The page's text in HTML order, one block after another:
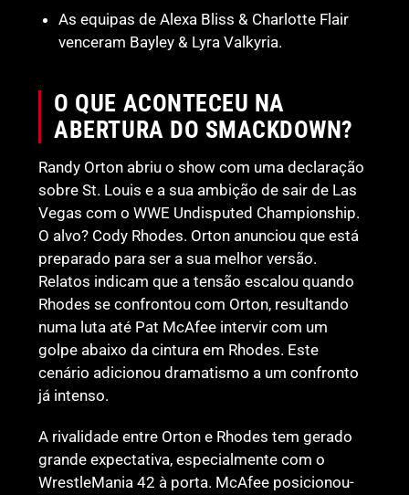
As equipas de Alexa Bliss & Charlotte Flair
venceram Bayley & Lyra Valkyria.
O QUE ACONTECEU NA
ABERTURA DO SMACKDOWN?
Randy Orton abriu o show com uma declaração
sobre St. Louis e a sua ambição de sair de Las
Vegas com o WWE Undisputed Championship.
O alvo? Cody Rhodes. Orton anunciou que está
preparado para ser a sua melhor versão.
Relatos indicam que a tensão escalou quando
Rhodes se confrontou com Orton, resultando
numa luta até Pat McAfee intervir com um
golpe abaixo da cintura em Rhodes. Este
cenário adicionou dramatismo a um confronto
já intenso.
A rivalidade entre Orton e Rhodes tem gerado
grande expectativa, especialmente com o
WrestleMania 42 à porta. McAfee posicionou-